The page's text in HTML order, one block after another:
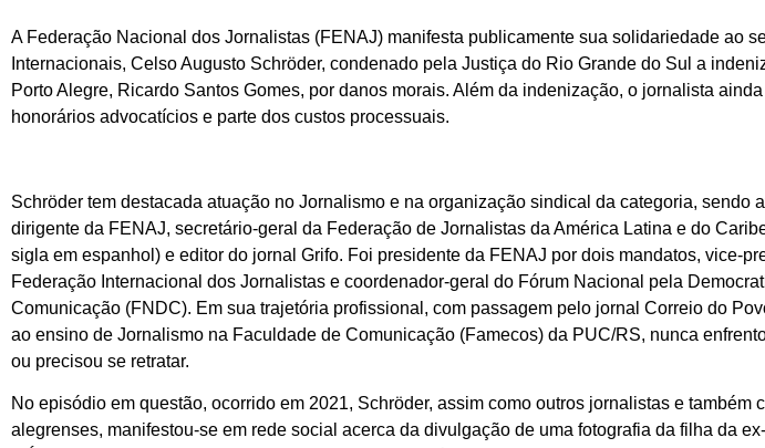
A Federação Nacional dos Jornalistas (FENAJ) manifesta publicamente sua solidariedade ao
Internacionais, Celso Augusto Schröder, condenado pela Justiça do Rio Grande do Sul a
Porto Alegre, Ricardo Santos Gomes, por danos morais. Além da indenização, o jornalista
honorários advocatícios e parte dos custos processuais.
Schröder tem destacada atuação no Jornalismo e na organização sindical da categoria, sendo
dirigente da FENAJ, secretário-geral da Federação de Jornalistas da América Latina e do
sigla em espanhol) e editor do jornal Grifo. Foi presidente da FENAJ por dois mandatos, vice-
Federação Internacional dos Jornalistas e coordenador-geral do Fórum Nacional pela
Comunicação (FNDC). Em sua trajetória profissional, com passagem pelo jornal Correio do
ao ensino de Jornalismo na Faculdade de Comunicação (Famecos) da PUC/RS, nunca
ou precisou se retratar.
No episódio em questão, ocorrido em 2021, Schröder, assim como outros jornalistas e também
alegrenses, manifestou-se em rede social acerca da divulgação de uma fotografia da filha da